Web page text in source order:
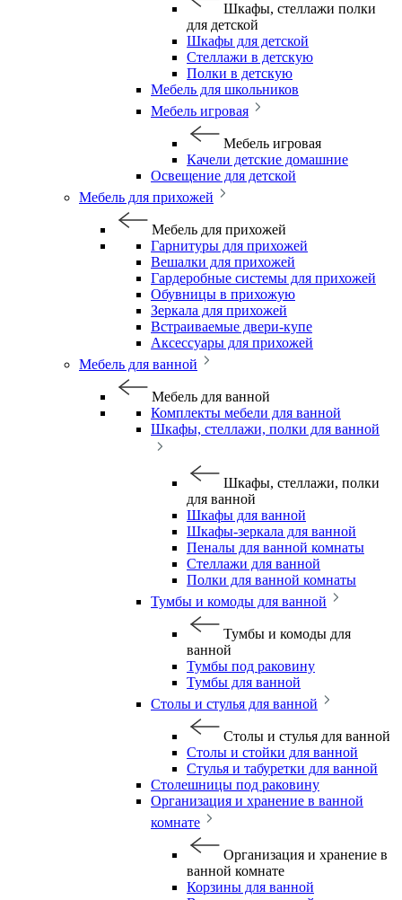
Шкафы, стеллажи полки
для детской
Шкафы для детской
Стеллажи в детскую
Полки в детскую
Мебель для школьников
Мебель игровая
Мебель игровая
Качели детские домашние
Освещение для детской
Мебель для прихожей
Мебель для прихожей
Гарнитуры для прихожей
Вешалки для прихожей
Гардеробные системы для прихожей
Обувницы в прихожую
Зеркала для прихожей
Встраиваемые двери-купе
Аксессуары для прихожей
Мебель для ванной
Мебель для ванной
Комплекты мебели для ванной
Шкафы, стеллажи, полки для ванной
Шкафы, стеллажи, полки
для ванной
Шкафы для ванной
Шкафы-зеркала для ванной
Пеналы для ванной комнаты
Стеллажи для ванной
Полки для ванной комнаты
Тумбы и комоды для ванной
Тумбы и комоды для
ванной
Тумбы под раковину
Тумбы для ванной
Столы и стулья для ванной
Столы и стулья для ванной
Столы и стойки для ванной
Стулья и табуретки для ванной
Столешницы под раковину
Организация и хранение в ванной
комнате
Организация и хранение в
ванной комнате
Корзины для ванной